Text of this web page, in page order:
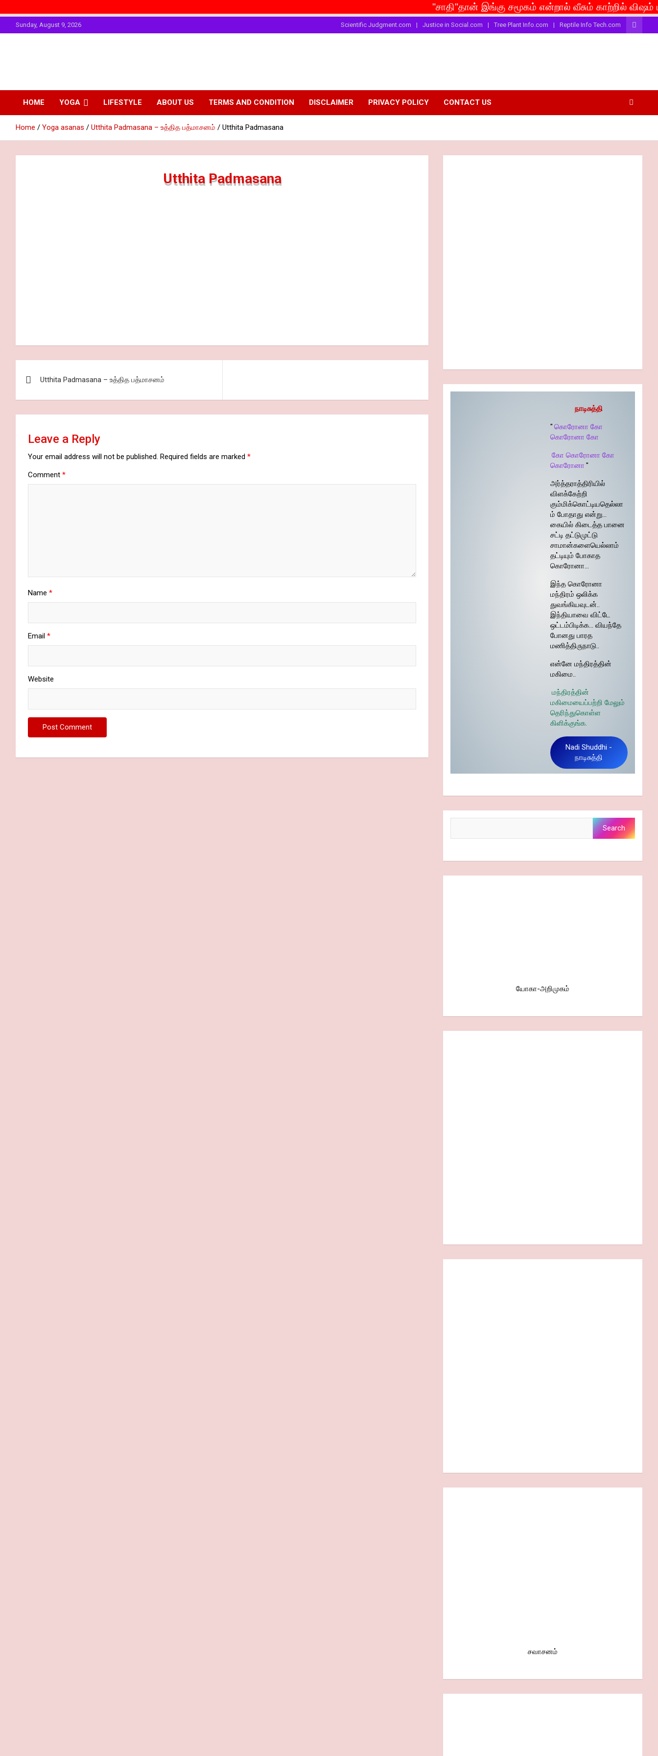
"சாதி"தான் இங்கு சமூகம் என்றால் வீசும் காற்றில் விஷம்
to
Sunday, August 9, 2026 Scientific Judgment.com Justice in Social.com Tree Plant Info.com Reptile Info Tech.com
Personality
Fitting
Enhancing
Physical
HOME YOGA LIFESTYLE ABOUT US TERMS AND CONDITION DISCLAIMER PRIVACY POLICY CONTACT US
Home Yoga asanas Utthita Padmasana – உத்தித பத்மாசனம் Utthita Padmasana
Utthita Padmasana
navigation
Utthita Padmasana – உத்தித பத்மாசனம்
Leave a Reply
Your email address will not be published. Required fields are marked *
Comment *
Name *
Email *
Website
நாடிசுத்தி
" கொரோனா கோ
கொரோனா கோ
கோ கொரோனா கோ
கொரோனா "
அர்த்தராத்திரியில்
விளக்கேற்றி
கும்மிக்கொட்டியதெல்லா
ம் போதாது என்று…
கையில் கிடைத்த பானை
சட்டி தட்டுமுட்டு
சாமான்களையெல்லாம்
தட்டியும் போகாத
கொரோனா…
இந்த கொரோனா
மந்திரம் ஒலிக்க
துவங்கியவுடன்..
இந்தியாவை விட்டே
ஒட்டம்பிடிக்க… வியந்தே
போனது பாரத
மணித்திருநாடு..
என்னே மந்திரத்தின்
மகிமை..
மந்திரத்தின்
மகிமையைப்பற்றி மேலும்
தெரிந்துகொள்ள
கிளிக்குங்க.
Nadi Shuddhi -
நாடிசுத்தி
Search
யோகா-அறிமுகம்
சவாசனம்